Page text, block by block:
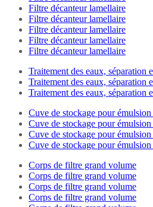
Filtre décanteur lamellaire
Filtre décanteur lamellaire
Filtre décanteur lamellaire
Filtre décanteur lamellaire
Filtre décanteur lamellaire
Traitement des eaux, séparation
Traitement des eaux, séparation
Traitement des eaux, séparation
Cuve de stockage pour
Cuve de stockage pour
Cuve de stockage pour
Cuve de stockage pour
Corps de filtre grand volume
Corps de filtre grand volume
Corps de filtre grand volume
Corps de filtre grand volume